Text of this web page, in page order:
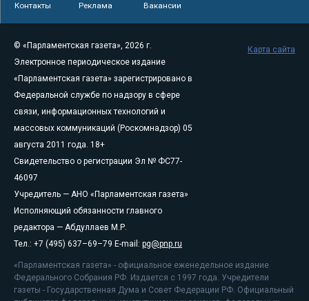
Контакты Реклама Вакансии
© «Парламентская газета», 2026 г.
Электронное периодическое издание
«Парламентская газета» зарегистрировано в
Федеральной службе по надзору в сфере
связи, информационных технологий и
массовых коммуникаций (Роскомнадзор) 05
августа 2011 года. 18+
Свидетельство о регистрации Эл № ФС77-
46097
Учредитель — АНО «Парламентская газета»
Исполняющий обязанности главного
редактора — Абдуллаев М.Р.
Тел.: +7 (495) 637–69–79 E-mail: pg@pnp.ru
«Парламентская газета» - официальное еженедельное издание
Федерального Собрания РФ. Издается с 1997 года. Учредители
газеты - Государственная Дума и Совет Федерации РФ. Официальный
Карта сайта